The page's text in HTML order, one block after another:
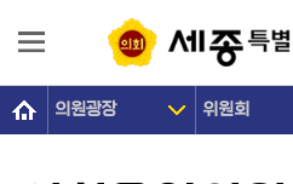
의
의원광장 위원회